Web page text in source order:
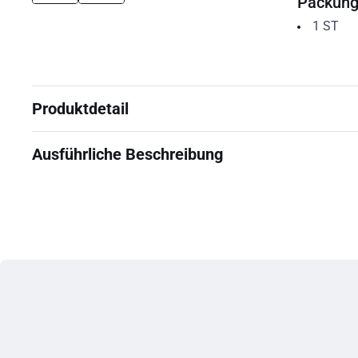
1 ST
Produktdetail
Ausführliche Beschreibung